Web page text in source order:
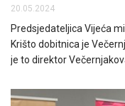
20.05.2024
Predsjedateljica Vijeća
Krišto dobitnica je
je to direktor
promiče istinske